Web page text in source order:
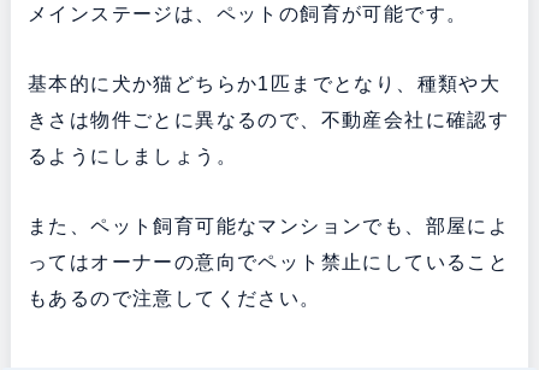
メインステージは、ペットの飼育が可能です。
基本的に犬か猫どちらか1匹までとなり、種類や大
きさは物件ごとに異なるので、不動産会社に確認す
るようにしましょう。
また、ペット飼育可能なマンションでも、部屋によ
ってはオーナーの意向でペット禁止にしていること
もあるので注意してください。